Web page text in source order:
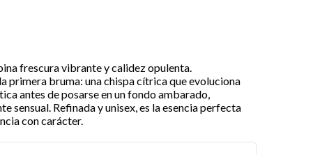
frescura vibrante y calidez opulenta.
primera bruma: una chispa cítrica que evoluciona
antes de posarse en un fondo ambarado,
sensual. Refinada y unisex, es la esencia perfecta
con carácter.